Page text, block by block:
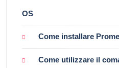
OS
Come installare
Come utilizzare il